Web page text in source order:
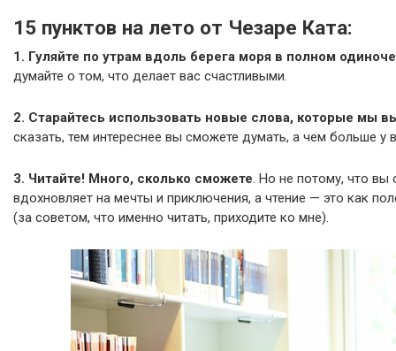
15 пунктов на лето от Чезаре Ката:
1. Гуляйте по утрам вдоль берега моря в полном
думайте о том, что делает вас счастливыми.
2. Старайтесь использовать новые слова, которые мы
сказать, тем интереснее вы сможете думать, а чем больше
3. Читайте! Много, сколько сможете. Но не потому, что вы
вдохновляет на мечты и приключения, а чтение — это как
(за советом, что именно читать, приходите ко мне).